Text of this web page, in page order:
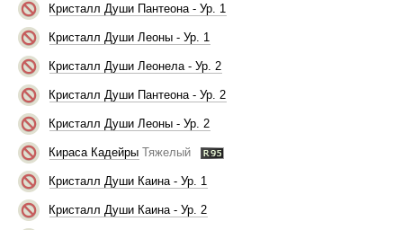
Кристалл Души Пантеона - Ур. 1
Кристалл Души Леоны - Ур. 1
Кристалл Души Леонела - Ур. 2
Кристалл Души Пантеона - Ур. 2
Кристалл Души Леоны - Ур. 2
Кираса Кадейры Тяжелый
Кристалл Души Каина - Ур. 1
Кристалл Души Каина - Ур. 2